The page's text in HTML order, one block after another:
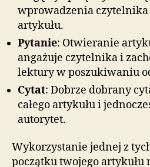
wprowadzenia
artykułu.
Pytanie: Otwieranie
angażuje czytelnika i
lektury w poszukiwaniu
Cytat: Dobrze dobrany
całego artykułu i
autorytet.
Wykorzystanie jednej z
początku twojego artykułu